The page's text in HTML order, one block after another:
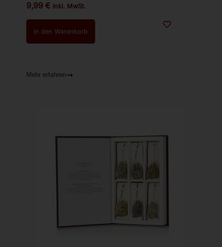
9,99€ inkl. MwSt.
In den Warenkorb
Mehr erfahren